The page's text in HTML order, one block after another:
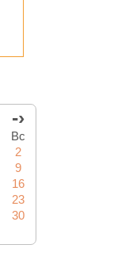
-›
Вс
2
9
16
23
30